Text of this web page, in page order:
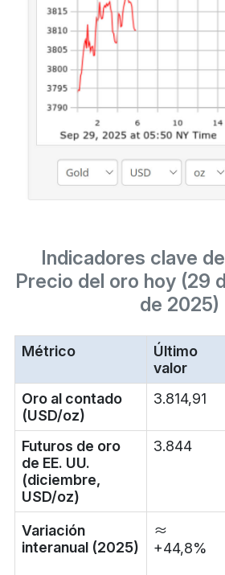
Indicadores clave
Precio del oro hoy (29
de 2025)
Métrico
Último
valor
Oro al contado
(USD/oz)
3.814,91
Futuros de oro
de EE. UU.
(diciembre,
USD/oz)
3.844
Variación
interanual (2025)
≈
+44,8%